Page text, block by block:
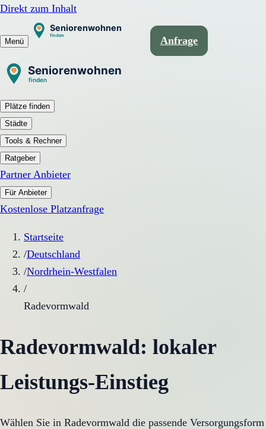
Direkt zum Inhalt
Menü Anfrage
Plätze finden
Städte
Tools & Rechner
Ratgeber
Partner Anbieter
Für Anbieter
Kostenlose Platzanfrage
Startseite
/Deutschland
/Nordrhein-Westfalen
/
Radevormwald
Radevormwald: lokaler
Leistungs-Einstieg
Wählen Sie in Radevormwald die passende Versorgungsform